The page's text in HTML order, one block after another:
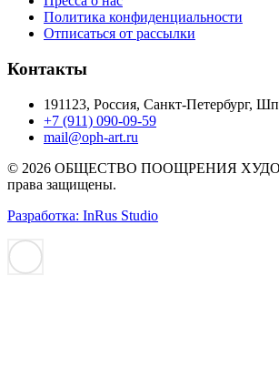
Политика конфиденциальности
Отписаться от рассылки
Контакты
191123, Россия, Санкт-Петербург,
+7 (911) 090-09-59
mail@oph-art.ru
© 2026 ОБЩЕСТВО ПООЩРЕНИЯ
права защищены.
Разработка: InRus Studio